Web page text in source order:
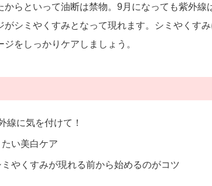
からといって油断は禁物。9月になっても紫外線
がシミやくすみとなって現れます。シミやくす
ジをしっかりケアしましょう。
線に気を付けて！
い美白ケア
やくすみが現れる前から始めるのがコツ